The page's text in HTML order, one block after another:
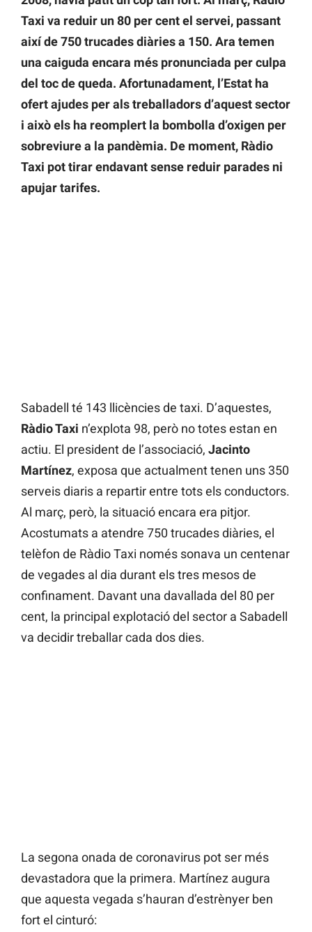
Taxi va reduir un 80 per cent el servei, passant
així de 750 trucades diàries a 150. Ara temen
una caiguda encara més pronunciada per culpa
del toc de queda. Afortunadament, l’Estat ha
ofert ajudes per als treballadors d’aquest sector
i això els ha reomplert la bombolla d’oxigen per
sobreviure a la pandèmia. De moment, Ràdio
Taxi pot tirar endavant sense reduir parades ni
apujar tarifes.
Sabadell té 143 llicències de taxi. D’aquestes,
Ràdio Taxi n’explota 98, però no totes estan en
actiu. El president de l’associació, Jacinto
Martínez, exposa que actualment tenen uns 350
serveis diaris a repartir entre tots els conductors.
Al març, però, la situació encara era pitjor.
Acostumats a atendre 750 trucades diàries, el
telèfon de Ràdio Taxi només sonava un centenar
de vegades al dia durant els tres mesos de
confinament. Davant una davallada del 80 per
cent, la principal explotació del sector a Sabadell
va decidir treballar cada dos dies.
La segona onada de coronavirus pot ser més
devastadora que la primera. Martínez augura
que aquesta vegada s’hauran d’estrènyer ben
fort el cinturó: